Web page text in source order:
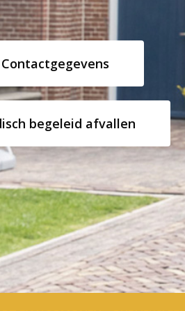
close
Contactgegevens
begeleid afvallen